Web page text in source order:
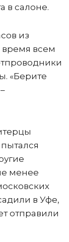
в салоне.
из
время всем
«Берите
менее
в Уфе,
отправили